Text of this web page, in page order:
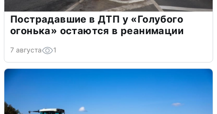
Пострадавшие в ДТП у «Голубого
огонька» остаются в реанимации
7 августа 1